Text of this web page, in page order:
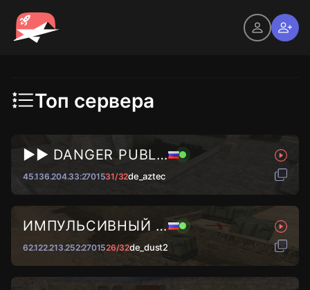
Топ сервера
►► DANGER PUBLIC © 2024...
45.136.204.33:2701531/32de_aztec
ИМПУЛЬСИВНЫЙ ВАЙБ █ DUST2...
62.122.213.252:2701526/32de_dust2